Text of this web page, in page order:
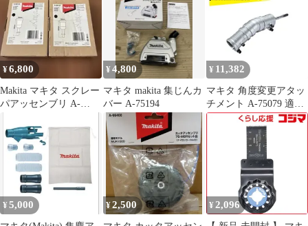
ラフト島根出雲】
¥6,800
Makita マキタ スクレー
パアッセンブリ A-
¥4,800
マキタ makita 集じんカ
バー A-75194
¥ 11,382
マキタ 角度変更アタッ
チメント A-75079 適合
機種MUA002GZ /
MUA251DZ
¥ 5,000 ¥2,500 ¥ 2,096